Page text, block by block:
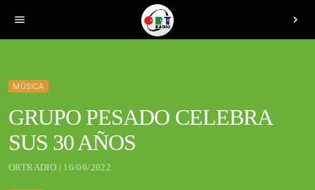
menu chevron_right
MÚSICA
GRUPO PESADO CELEBRA
SUS 30 AÑOS
ORTRADIO | 16/06/2022